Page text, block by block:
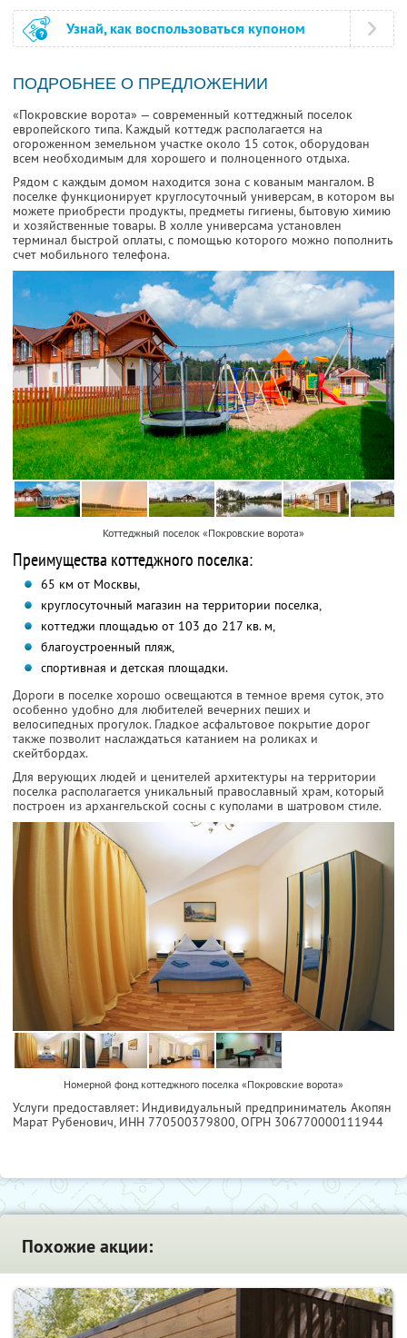
Узнай, как воспользоваться купоном
ПОДРОБНЕЕ О ПРЕДЛОЖЕНИИ
«Покровские ворота» — современный коттеджный поселок
европейского типа. Каждый коттедж располагается на
огороженном земельном участке около 15 соток, оборудован
всем необходимым для хорошего и полноценного отдыха.
Рядом с каждым домом находится зона с кованым мангалом. В
поселке функционирует круглосуточный универсам, в котором вы
можете приобрести продукты, предметы гигиены, бытовую химию
и хозяйственные товары. В холле универсама установлен
терминал быстрой оплаты, с помощью которого можно пополнить
счет мобильного телефона.
Коттеджный поселок «Покровские ворота»
Преимущества коттеджного поселка:
65 км от Москвы,
круглосуточный магазин на территории поселка,
коттеджи площадью от 103 до 217 кв. м,
благоустроенный пляж,
спортивная и детская площадки.
Дороги в поселке хорошо освещаются в темное время суток, это
особенно удобно для любителей вечерних пеших и
велосипедных прогулок. Гладкое асфальтовое покрытие дорог
также позволит наслаждаться катанием на роликах и
скейтбордах.
Для верующих людей и ценителей архитектуры на территории
поселка располагается уникальный православный храм, который
построен из архангельской сосны с куполами в шатровом стиле.
Номерной фонд коттеджного поселка «Покровские ворота»
Услуги предоставляет: Индивидуальный предприниматель Акопян
Марат Рубенович, ИНН 770500379800, ОГРН 306770000111944
Похожие акции: